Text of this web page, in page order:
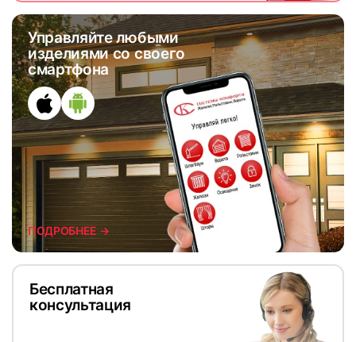
Управляйте любыми
изделиями со своего
смартфона
ПОДРОБНЕЕ →
Бесплатная
консультация